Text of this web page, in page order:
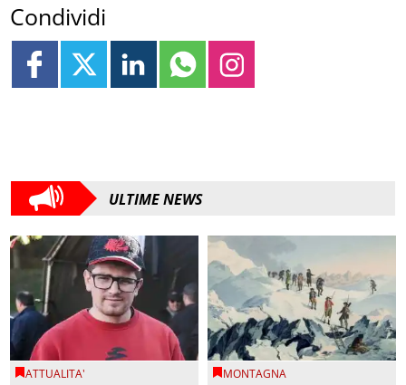
Condividi
ULTIME NEWS
ATTUALITA' MONTAGNA